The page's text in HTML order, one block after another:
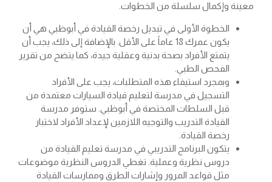
معينة وإكمال سلسلة من الخطوات.
الخطوة الأولى في تبديل رخصة القيادة في أبوظبي هي أن
يكون عمرك 18 عاماً على الأقل. بالإضافة إلى ذلك، يجب أن
يتمتع الأفراد بصحة بدنية وعقلية جيدة، كما يتضح من تقرير
الفحص الطبي.
وبمجرد استيفاء هذه المتطلبات، يجب على الأفراد
التسجيل في مدرسة لتعليم قيادة السيارات معتمدة من
قبل السلطات المختصة في أبوظبي. ستوفر مدرسة
القيادة التدريب والتوجيه اللازمين لإعداد الأفراد لاختبار
رخصة القيادة.
يتكون البرنامج التدريبي في مدرسة تعليم القيادة من
دروس نظرية وعملية. تغطي الدروس النظرية موضوعات
مثل قواعد المرور وإشارات الطرق وممارسات القيادة